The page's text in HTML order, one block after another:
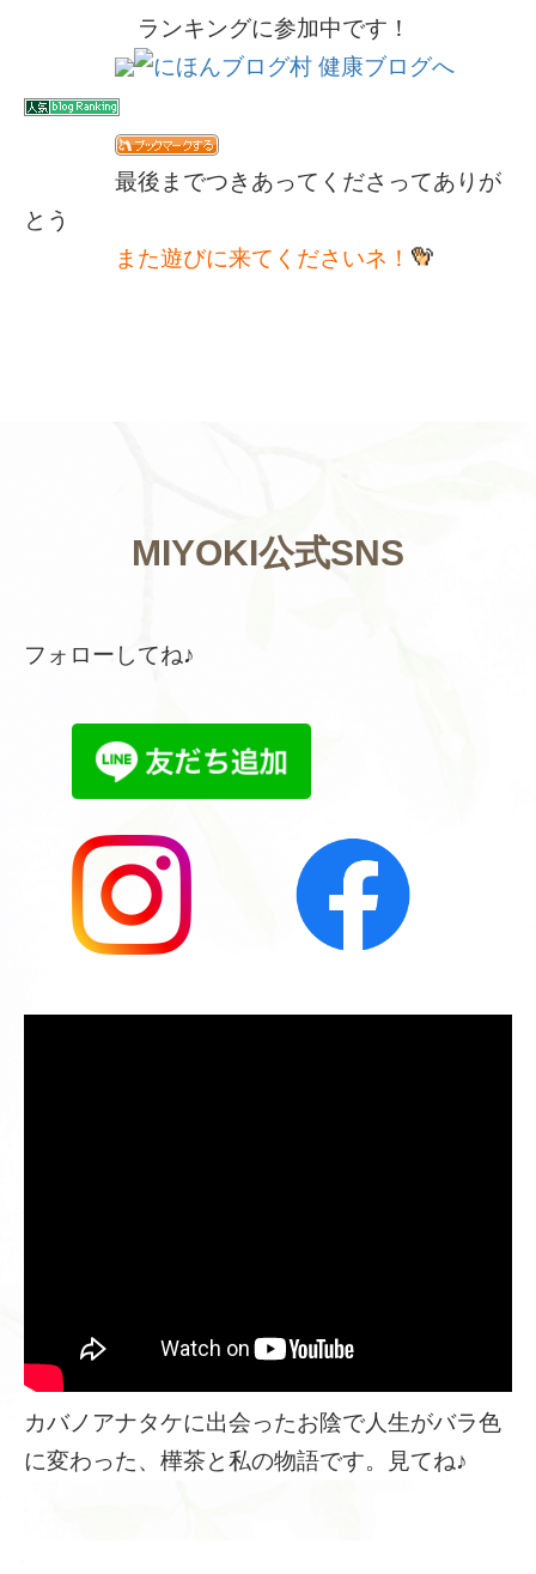
ランキングに参加中です！
最後までつきあってくださってありが
とう
また遊びに来てくださいネ！
MIYOKI公式SNS
フォローしてね♪
カバノアナタケに出会ったお陰で人生がバラ色
に変わった、樺茶と私の物語です。見てね♪